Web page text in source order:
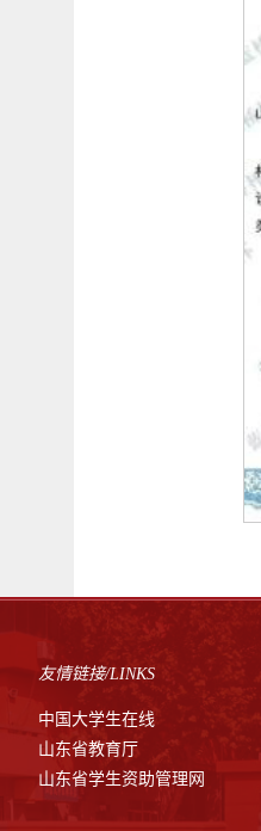
友情链接/LINKS
中国大学生在线
山东省教育厅
山东省学生资助管理网